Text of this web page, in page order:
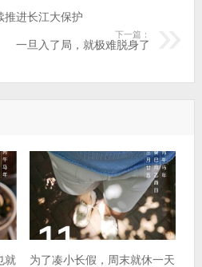
推进长江大保护
下一篇：
一旦入了局，就极难脱身了
就
为了凑小长假，周末就休一天